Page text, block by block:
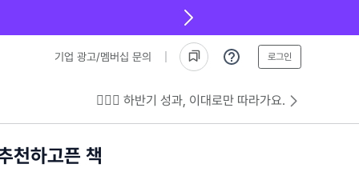
기업 광고/멤버십 문의 로그인
💁🏻‍♂️ 하반기 성과, 이대로만 따라가요.
천하고픈 책